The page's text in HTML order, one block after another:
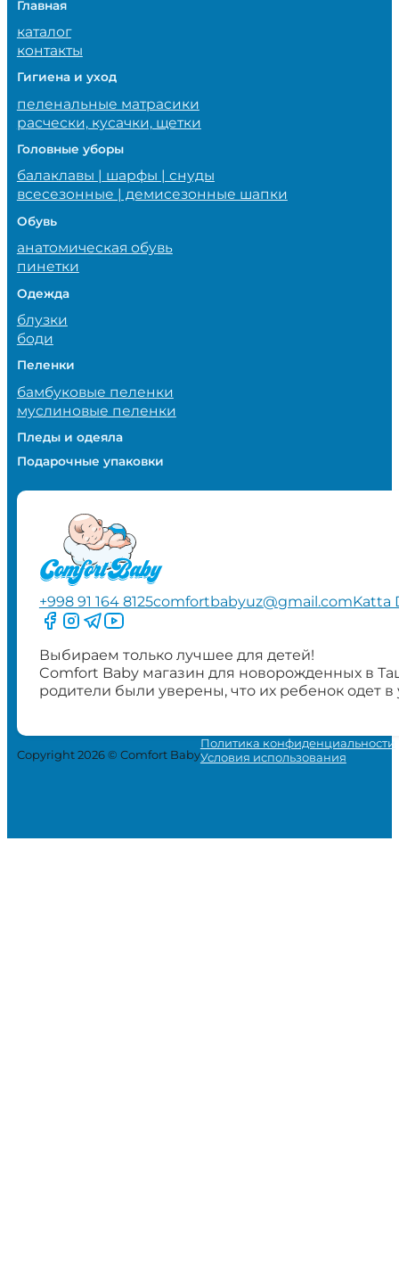
Главная
каталог
контакты
Гигиена и уход
пеленальные матрасики
расчески, кусачки, щетки
Головные уборы
балаклавы | шарфы | снуды
всесезонные | демисезонные шапки
Обувь
анатомическая обувь
пинетки
Одежда
блузки
боди
Пеленки
бамбуковые пеленки
муслиновые пеленки
Пледы и одеяла
Подарочные упаковки
+998 91 164 8125comfortbabyuz@gmail.comKatta
Следите за нами на Facebook
Следите за нами в Instagram
Следите за нами в Telegram
Следите за нами в YouTube
Выбираем только лучшее для детей!
Comfort Baby магазин для новорожденных в
родители были уверены, что их ребенок одет
Copyright 2026 © Comfort Baby
Политика конфиденциальности
Условия использования